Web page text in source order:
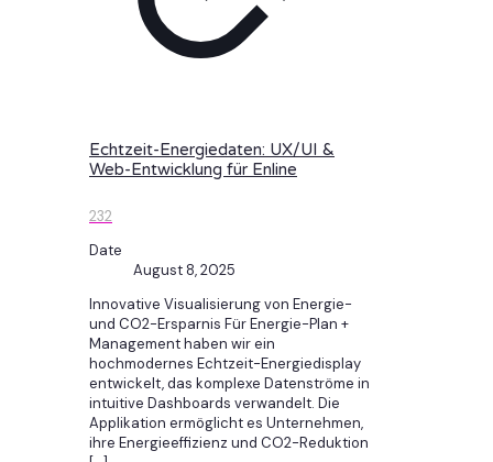
Echtzeit-Energiedaten: UX/UI &
Web-Entwicklung für Enline
232
Date
August 8, 2025
Innovative Visualisierung von Energie-
und CO2-Ersparnis Für Energie-Plan +
Management haben wir ein
hochmodernes Echtzeit-Energiedisplay
entwickelt, das komplexe Datenströme in
intuitive Dashboards verwandelt. Die
Applikation ermöglicht es Unternehmen,
ihre Energieeffizienz und CO2-Reduktion